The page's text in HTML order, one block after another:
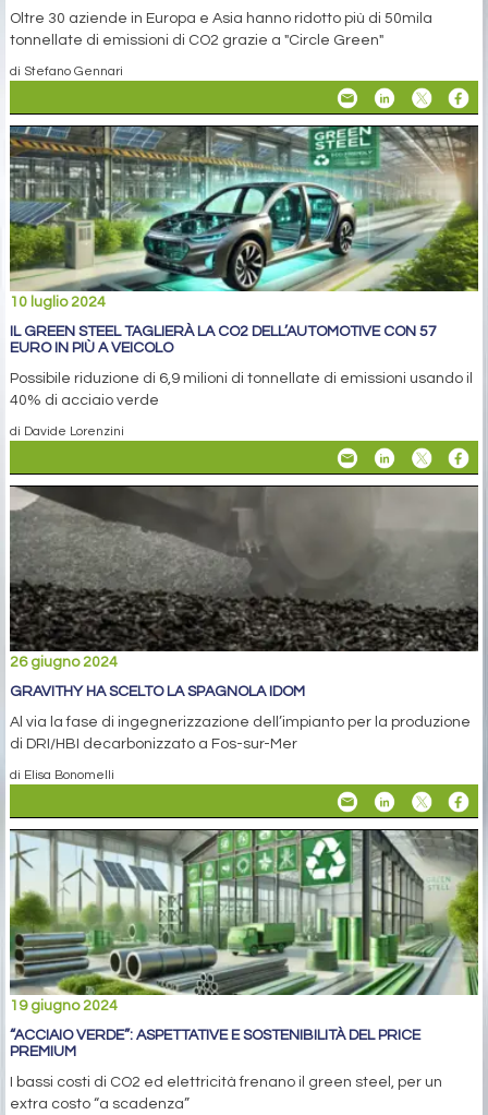
Oltre 30 aziende in Europa e Asia hanno ridotto più di 50mila
tonnellate di emissioni di CO2 grazie a "Circle Green"
di Stefano Gennari
10 luglio 2024
IL GREEN STEEL TAGLIERÀ LA CO2 DELL’AUTOMOTIVE CON 57
EURO IN PIÙ A VEICOLO
Possibile riduzione di 6,9 milioni di tonnellate di emissioni usando il
40% di acciaio verde
di Davide Lorenzini
26 giugno 2024
GRAVITHY HA SCELTO LA SPAGNOLA IDOM
Al via la fase di ingegnerizzazione dell’impianto per la produzione
di DRI/HBI decarbonizzato a Fos-sur-Mer
di Elisa Bonomelli
19 giugno 2024
“ACCIAIO VERDE”: ASPETTATIVE E SOSTENIBILITÀ DEL PRICE
PREMIUM
I bassi costi di CO2 ed elettricità frenano il green steel, per un
extra costo “a scadenza”